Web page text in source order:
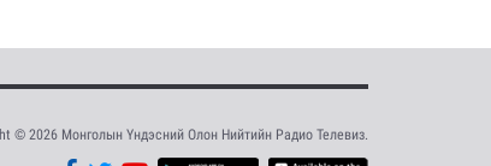
© 2026 Монголын Үндэсний Олон Нийтийн Радио Телевиз.